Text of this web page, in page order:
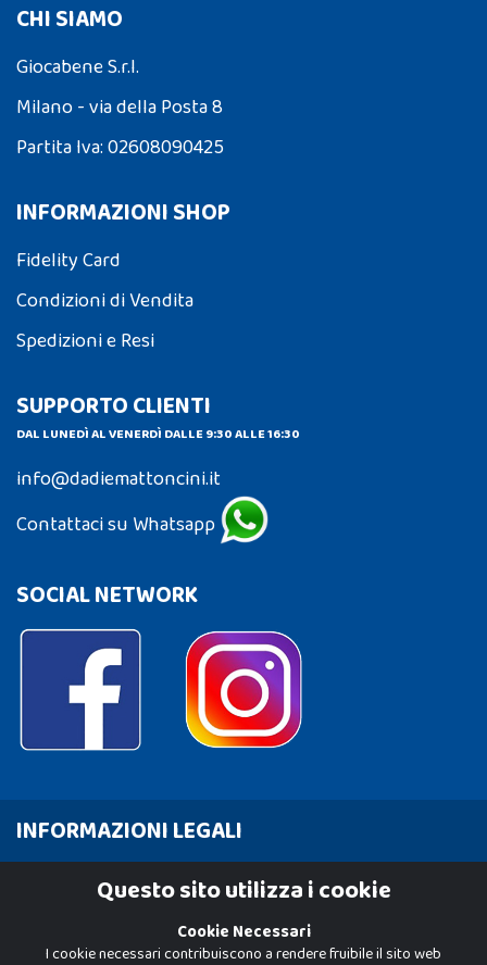
CHI SIAMO
Giocabene S.r.l.
Milano - via della Posta 8
Partita Iva: 02608090425
INFORMAZIONI SHOP
Fidelity Card
Condizioni di Vendita
Spedizioni e Resi
SUPPORTO CLIENTI
DAL LUNEDÌ AL VENERDÌ DALLE 9:30 ALLE 16:30
info@dadiemattoncini.it
Contattaci su Whatsapp
SOCIAL NETWORK
INFORMAZIONI LEGALI
Cookie PolicyQuesto sito utilizza i cookie
Cookie Necessari
I cookie necessari contribuiscono a rendere fruibile il sito web